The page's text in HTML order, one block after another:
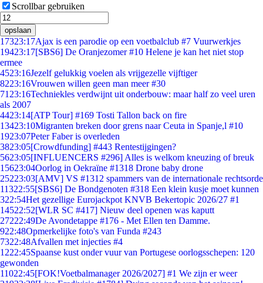
Scrollbar gebruiken
opslaan
17323:17Ajax is een parodie op een voetbalclub #7 Vuurwerkjes
19423:17[SBS6] De Oranjezomer #10 Helene je kan het niet stop
ermee
4523:16Jezelf gelukkig voelen als vrijgezelle vijftiger
8223:16Vrouwen willen geen man meer #30
71 23:16Techniekles verdwijnt uit onderbouw: maar half zo veel uren
als 2007
4423:14[ATP Tour] #169 Tosti Tallon back on fire
13423:10Migranten breken door grens naar Ceuta in Spanje,l #10
1923:07Peter Faber is overleden
3823:05[Crowdfunding] #443 Rentestijgingen?
5623:05[INFLUENCERS #296] Alles is welkom kneuzing of breuk
15623:04Oorlog in Oekraïne #1318 Drone baby drone
25223:03[AMV] VS #1312 spammers van de internationale rechtsorde
11322:55[SBS6] De Bondgenoten #318 Een klein kusje moet kunnen
322:54Het gezellige Eurojackpot KNVB Bekertopic 2026/27 #1
14522:52[WLR SC #417] Nieuw deel openen was kaputt
27222:49De Avondetappe #176 - Met Ellen ten Damme.
922:48Opmerkelijke foto's van Funda #243
7322:48Afvallen met injecties #4
1222:45Spaanse kust onder vuur van Portugese oorlogsschepen: 120
gewonden
11022:45[FOK!Voetbalmanager 2026/2027] #1 We zijn er weer